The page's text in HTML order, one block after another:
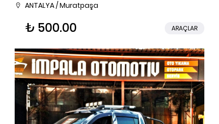
ANTALYA / Muratpaşa
₺ 500.00 ARAÇLAR